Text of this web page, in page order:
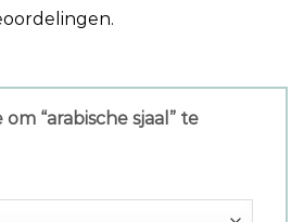
“arabische sjaal” te